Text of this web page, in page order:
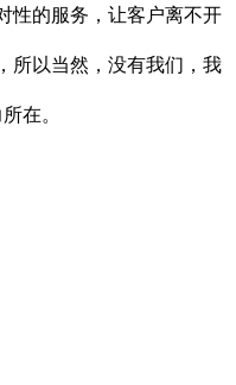
性的服务，让客户离不开
所以当然，没有我们，我
在。